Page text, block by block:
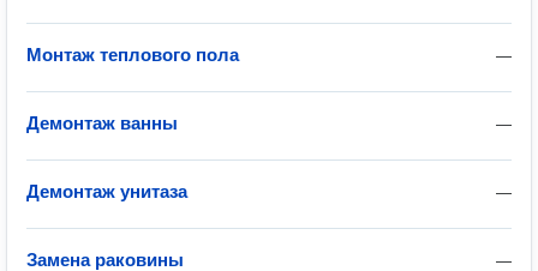
—
Монтаж теплового пола
—
Демонтаж ванны
—
Демонтаж унитаза
—
Замена раковины